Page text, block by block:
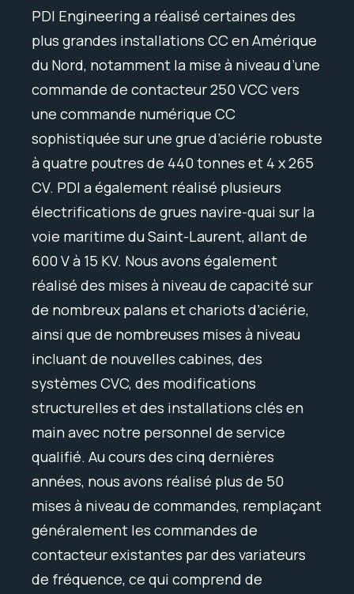
PDI Engineering a réalisé certaines des
plus grandes installations CC en Amérique
du Nord, notamment la mise à niveau d’une
commande de contacteur 250 VCC vers
une commande numérique CC
sophistiquée sur une grue d’aciérie robuste
à quatre poutres de 440 tonnes et 4 x 265
CV. PDI a également réalisé plusieurs
électrifications de grues navire-quai sur la
voie maritime du Saint-Laurent, allant de
600 V à 15 KV. Nous avons également
réalisé des mises à niveau de capacité sur
de nombreux palans et chariots d’aciérie,
ainsi que de nombreuses mises à niveau
incluant de nouvelles cabines, des
systèmes CVC, des modifications
structurelles et des installations clés en
main avec notre personnel de service
qualifié. Au cours des cinq dernières
années, nous avons réalisé plus de 50
mises à niveau de commandes, remplaçant
généralement les commandes de
contacteur existantes par des variateurs
de fréquence, ce qui comprend de